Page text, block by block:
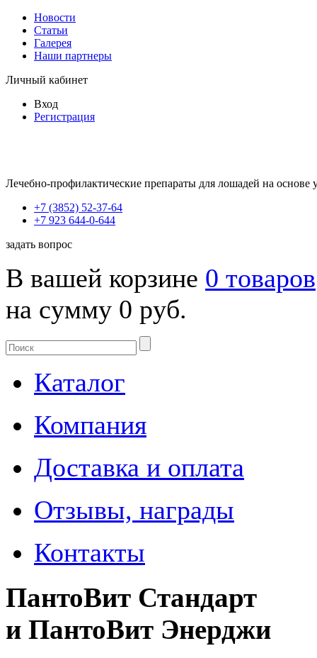
Новости
Статьи
Галерея
Наши партнеры
Личный кабинет
Вход
Регистрация
Лечебно-профилактические препараты для лошадей на
+7 (3852) 52-37-64
+7 923 644-0-644
задать вопрос
В вашей корзине 0 товаров
на сумму 0 руб.
Каталог
Компания
Доставка и оплата
Отзывы, награды
Контакты
ПантоВит Стандарт
и ПантоВит Энерджи